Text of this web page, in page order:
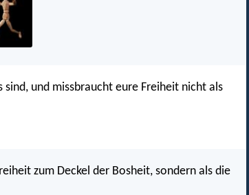
und missbraucht eure Freiheit nicht als
zum Deckel der Bosheit, sondern als die